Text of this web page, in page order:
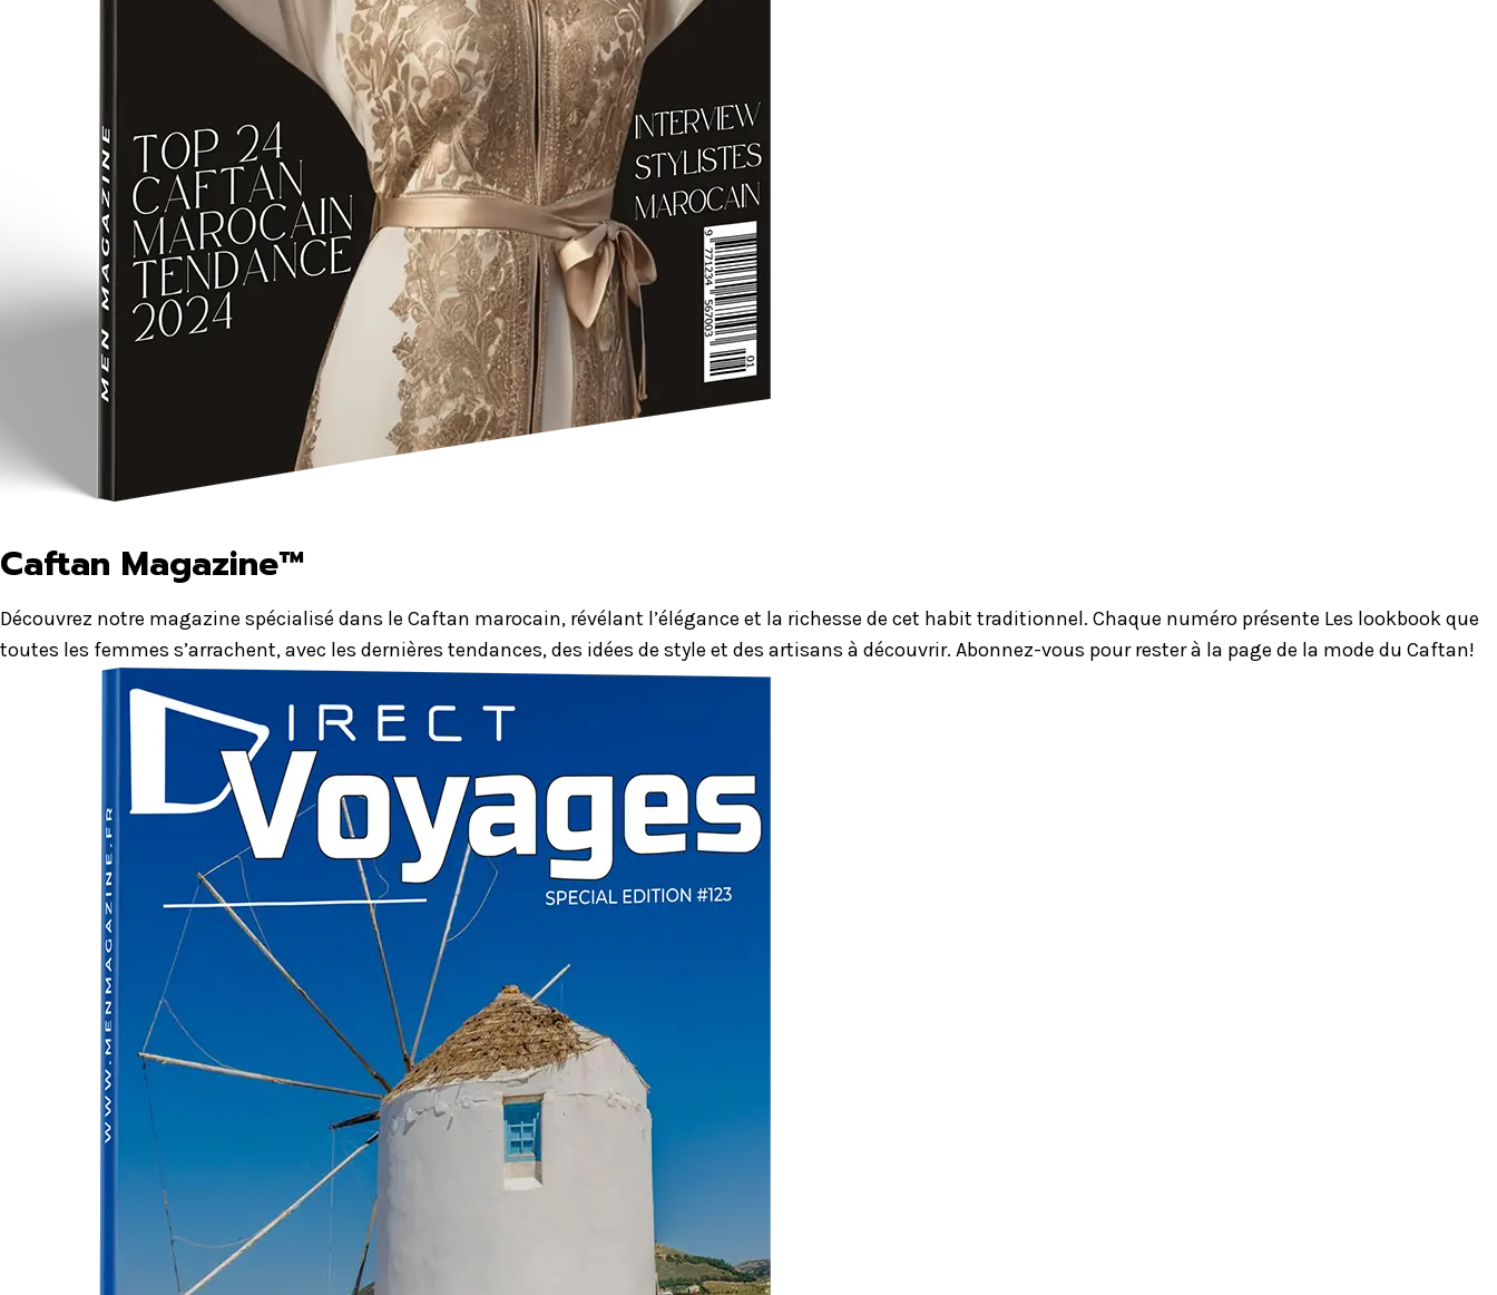
Caftan Magazine™
Découvrez notre magazine spécialisé dans le Caftan marocain, révélant l’élégance et la richesse de cet habit traditionnel. Chaque numéro présente Les lookbook que
toutes les femmes s’arrachent, avec les dernières tendances, des idées de style et des artisans à découvrir. Abonnez-vous pour rester à la page de la mode du Caftan!